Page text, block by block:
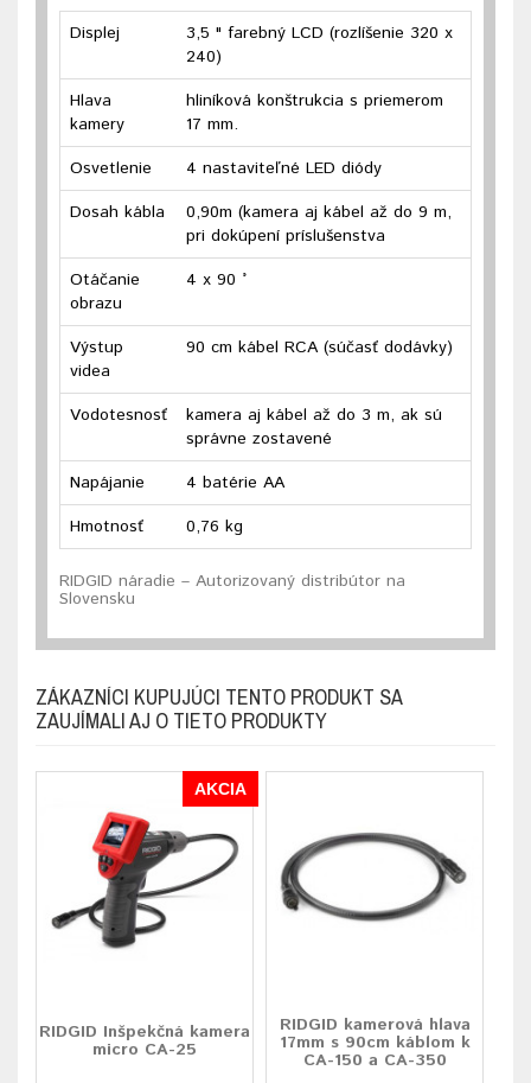
Displej
3,5 " farebný LCD (rozlíšenie 320 x
240)
Hlava
kamery
hliníková konštrukcia s priemerom
17 mm.
Osvetlenie
4 nastaviteľné LED diódy
Dosah kábla
0,90m (kamera aj kábel až do 9 m,
pri dokúpení príslušenstva
Otáčanie
obrazu
4 x 90 °
Výstup
videa
90 cm kábel RCA (súčasť dodávky)
Vodotesnosť
kamera aj kábel až do 3 m, ak sú
správne zostavené
Napájanie
4 batérie AA
Hmotnosť
0,76 kg
RIDGID náradie – Autorizovaný distribútor na
Slovensku
ZÁKAZNÍCI KUPUJÚCI TENTO PRODUKT SA
ZAUJÍMALI AJ O TIETO PRODUKTY
AKCIA
RIDGID Inšpekčná kamera
micro CA-25
RIDGID kamerová hlava
17mm s 90cm káblom k
CA-150 a CA-350